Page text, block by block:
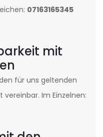
07163165345
mit
für uns geltenden
Im Einzelnen: